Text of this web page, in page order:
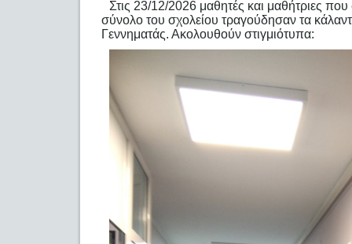
Στις 23/12/2026 μαθητές και μαθήτριες
σύνολο του σχολείου τραγούδησαν τα
Γεννηματάς. Ακολουθούν στιγμιότυπα: